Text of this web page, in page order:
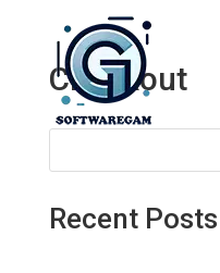
Checkout
Recent Posts